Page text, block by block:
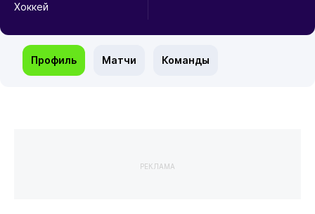
Хоккей
Профиль Матчи Команды
РЕКЛАМА